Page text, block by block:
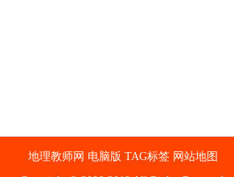
地理教师网 电脑版 TAG标签 网站地图